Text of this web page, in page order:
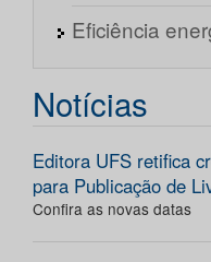
Eficiência
Notícias
Editora UFS retifica
para Publicação de
Confira as novas datas